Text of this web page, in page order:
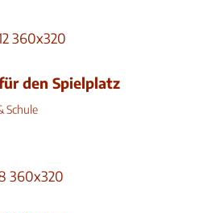
den Spielplatz
Schule